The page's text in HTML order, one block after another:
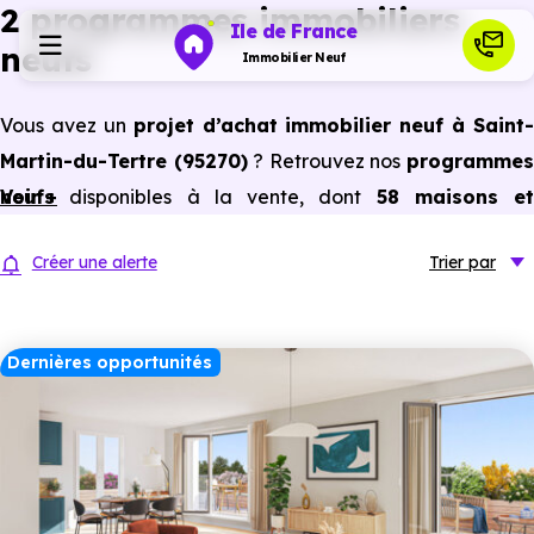
Ile de France
Immobilier Neuf
Programmes neufs
Actualités
Ressources
Financer
2 programmes immobiliers
neufs
Vous avez un projet d’achat immobilier neuf à Saint-
Martin-du-Tertre (95270)? Retrouvez nos programmes
neufsdisponibles à la vente, dont 58 maisons et
prix promoteuret
à Saint-Martin-du-Tertre (95270)
, vous pouvez aussi
bénéficier des avantages du neuf :PTZ, TVA réduite
dans certains cas, frais de notaire réduits, bonnes
performances énergétiques, garanties constructeur, etc.
Voir +
Créer une alerte Trier par
Dernières opportunités